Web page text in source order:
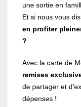
une sortie en
Et si nous vous
en profiter
?
Avec la carte de
remises
de partager et
dépenses !